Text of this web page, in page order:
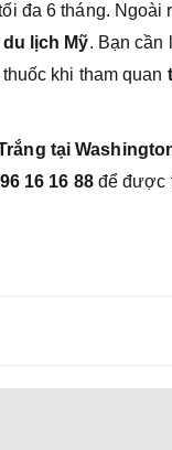
đa 6 tháng. Ngoài
lịch Mỹ. Bạn cần
khi tham quan
tại
16 16 88để được